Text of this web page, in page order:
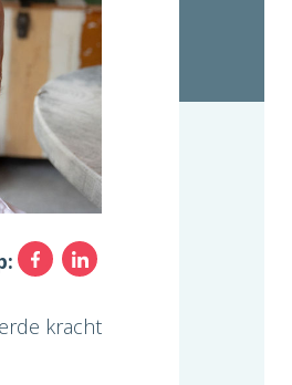
Facebook
kracht